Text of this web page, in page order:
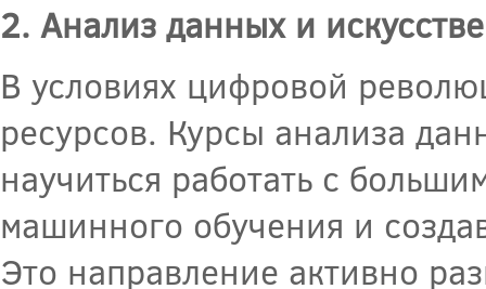
2. Анализ данных и
В условиях цифровой
ресурсов. Курсы анализа
научиться работать с
машинного обучения и
Это направление активно